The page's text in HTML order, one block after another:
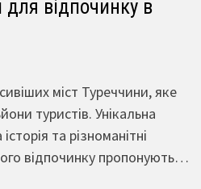
відпочинку в
міст Туреччини, яке
туристів. Унікальна
та різноманітні
відпочинку пропонують…